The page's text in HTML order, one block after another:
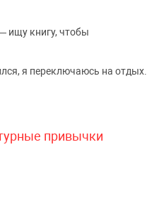
ищу книгу, чтобы
я переключаюсь на отдых.
привычки